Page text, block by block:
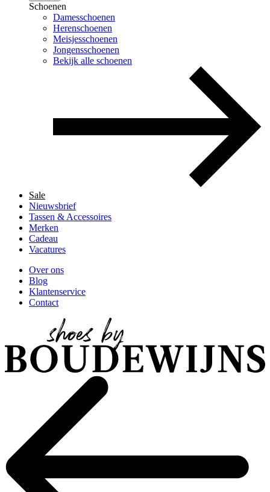
Schoenen
Damesschoenen
Herenschoenen
Meisjesschoenen
Jongensschoenen
Bekijk alle schoenen
Sale
Nieuwsbrief
Tassen & Accessoires
Merken
Cadeau
Vacatures
Over ons
Blog
Klantenservice
Contact